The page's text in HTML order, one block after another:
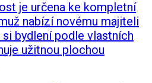
je určena ke kompletní
nabízí novému majiteli
bydlení podle vlastních
užitnou plochou